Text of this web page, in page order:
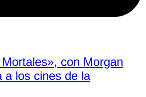
con Morgan
a los cines de la